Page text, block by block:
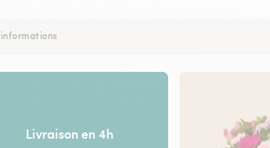
Livraison en 4h